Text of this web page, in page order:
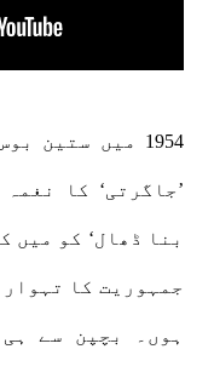
1954 میں
’جاگرتی‘ کا
بنا ڈھال‘ کو میں
جمہوریت کا
ہوں۔ بچپن سے